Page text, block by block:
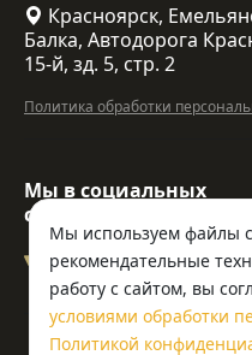
Мы используем файлы
рекомендательные
работу с сайтом, вы
условиями обработки
Политикой
Красноярск,
Балка, Автодорога
15-й, зд. 5, стр. 2
Политика обработки
Мы в социальных
сетях:
© ООО